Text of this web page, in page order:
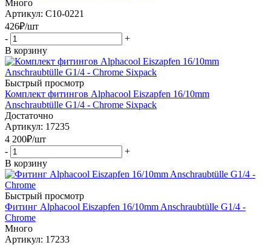
Много
Артикул: C10-0221
426₽/шт
-
+
В корзину
Быстрый просмотр
Комплект фитингов Alphacool Eiszapfen 16/10mm
Anschraubtülle G1/4 - Chrome Sixpack
Достаточно
Артикул: 17235
4 200₽/шт
-
+
В корзину
Быстрый просмотр
Фитинг Alphacool Eiszapfen 16/10mm Anschraubtülle G1/4 -
Chrome
Много
Артикул: 17233